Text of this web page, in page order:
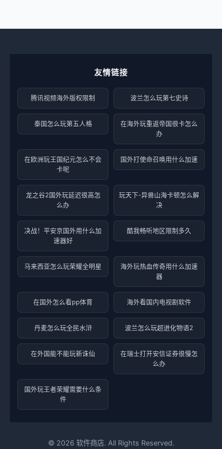
友情链接
腾讯视频海外版权限制 波兰怎么玩第七史诗
泰国怎么玩第五人格
在海外玩重返帝国很卡怎么
办
在欧洲玩王国纪元怎么不会
卡呢
国外打使命召唤用什么加速
龙之谷2国外玩延迟很高怎
么办
玩天下-异兽山海卡顿怎么解
决
决战！平安京国外用什么加
速器好
酷我畅听地区限制多久
马来西亚怎么玩荣耀全明星
海外玩热血传奇用什么加速
器
在国外怎么看pp体育 海外看国内电视剧软件
丹麦怎么玩全民水浒 波兰怎么玩超进化物语2
在外国能不能玩新诛仙
在瑞士打开安信证券很慢怎
么办
国外玩王者荣耀需要什么条
件
© 2026 软件商店. All Rights Reserved.